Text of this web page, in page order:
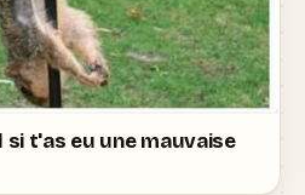
si t'as eu une mauvaise